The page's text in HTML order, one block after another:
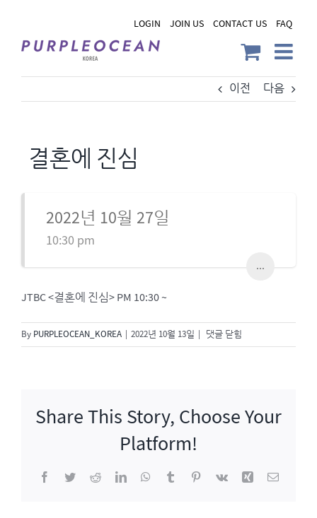
content
LOGIN JOIN US CONTACT US FAQ
이전 다음
결혼에 진심
2022년 10월 27일
10:30 pm
...
JTBC <결혼에 진심> PM 10:30 ~
By PURPLEOCEAN_KOREA 2022년 10월 13일
결
혼
댓글 닫힘
Share This Story, Choose Your
Platform!
Facebook
TwitterRedditLinkedInWhatsApp
TumblrPinterest
Vk Xing 이